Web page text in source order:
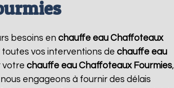
besoins en chauffe eau Chaffoteaux
vos interventions de chauffe eau
votre chauffe eau Chaffoteaux Fourmies,
engageons à fournir des délais